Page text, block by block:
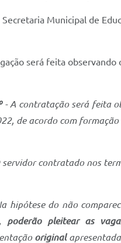
Secretaria Municipal de
será feita observando
- A contratação será feita
de acordo com
servidor contratado nos
hipótese do não
poderão pleitear as
original